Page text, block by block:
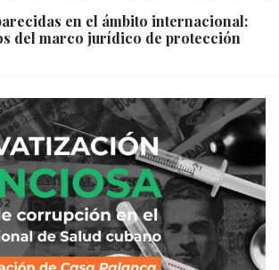
en el ámbito internacional:
del marco jurídico de protección